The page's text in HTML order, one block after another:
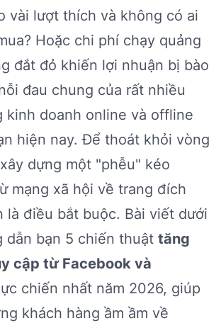
vài lượt thích và không có ai
Hoặc chi phí chạy quảng
đắt đỏ khiến lợi nhuận bị bào
đau chung của rất nhiều
kinh doanh online và offline
hiện nay. Để thoát khỏi vòng
dựng một "phễu" kéo
mạng xã hội về trang đích
là điều bắt buộc. Bài viết dưới
dẫn bạn 5 chiến thuật tăng
cập từ Facebook và
chiến nhất năm 2026, giúp
khách hàng ầm ầm về